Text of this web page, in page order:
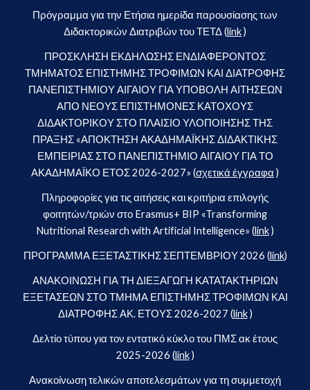
Πρόγραμμα για την Ετήσια ημερίδα παρουσίασης των
Διδακτορικών Διατριβών του ΤΕΤΔ (link)
ΠΡΟΣΚΛΗΣΗ ΕΚΔΗΛΩΣΗΣ ΕΝΔΙΑΦΕΡΟΝΤΟΣ
ΤΜΗΜΑΤΟΣ ΕΠΙΣΤΗΜΗΣ ΤΡΟΦΙΜΩΝ ΚΑΙ ΔΙΑΤΡΟΦΗΣ
ΠΑΝΕΠΙΣΤΗΜΙΟΥ ΑΙΓΑΙΟΥ ΓΙΑ ΥΠΟΒΟΛΗ ΑΙΤΗΣΕΩΝ
ΑΠΟ ΝΕΟΥΣ ΕΠΙΣΤΗΜΟΝΕΣ ΚΑΤΟΧΟΥΣ
ΔΙΔΑΚΤΟΡΙΚΟΥ ΣΤΟ ΠΛΑΙΣΙΟ ΥΛΟΠΟΙΗΣΗΣ ΤΗΣ
ΠΡΑΞΗΣ «ΑΠΟΚΤΗΣΗ ΑΚΑΔΗΜΑΪΚΗΣ ΔΙΔΑΚΤΙΚΗΣ
ΕΜΠΕΙΡΙΑΣ ΣΤΟ ΠΑΝΕΠΙΣΤΗΜΙΟ ΑΙΓΑΙΟΥ ΓΙΑ ΤΟ
ΑΚΑΔΗΜΑΪΚΟ ΕΤΟΣ 2026-2027» (σχετικά έγγραφα )
Πληροφορίες για τις αιτήσεις και κριτήρια επιλογής
φοιτητών/τριών στο Erasmus+ BIP «Transforming
Nutritional Research with Artificial Intelligence» (link)
ΠΡΟΓΡΑΜΜΑ ΕΞΕΤΑΣΤΙΚΗΣ ΣΕΠΤΕΜΒΡΙΟΥ 2026 (link)
ΑΝΑΚΟΙΝΩΣΗ ΓΙΑ ΤΗ ΔΙΕΞΑΓΩΓΗ ΚΑΤΑΤΑΚΤΗΡΙΩΝ
ΕΞΕΤΑΣΕΩΝ ΣΤΟ ΤΜΗΜΑ ΕΠΙΣΤΗΜΗΣ ΤΡΟΦΙΜΩΝ ΚΑΙ
ΔΙΑΤΡΟΦΗΣ ΑΚ. ΕΤΟΥΣ 2026-2027 (link )
Δελτίο τύπου για τον εντατικό κύκλο του ΠΜΣ ακ έτους
2025-2026 (link )
Ανακοίνωση τελικών αποτελεσμάτων για τη συμμετοχή